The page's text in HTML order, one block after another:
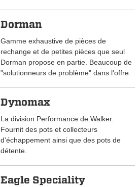
Dorman
Gamme exhaustive de pièces de
rechange et de petites pièces que seul
Dorman propose en partie. Beaucoup de
"solutionneurs de problème" dans l'offre.
Dynomax
La division Performance de Walker.
Fournit des pots et collecteurs
d'échappement ainsi que des pots de
détente.
Eagle Speciality